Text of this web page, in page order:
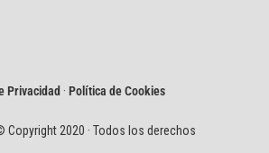
Privacidad ·Política de Cookies
2020 · Todos los derechos